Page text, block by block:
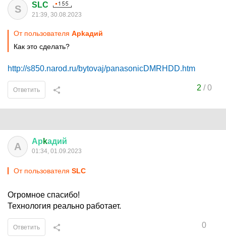
S SLC
21:39, 30.08.2023
От пользователя Арkадий
Как это сделать?
http://s850.narod.ru/bytovaj/panasonicDMRHDD.htm
2/0
Ответить
А Ар kадий
01:34, 01.09.2023
От пользователя SLC
Огромное спасибо!
Технология реально работает.
0
Ответить